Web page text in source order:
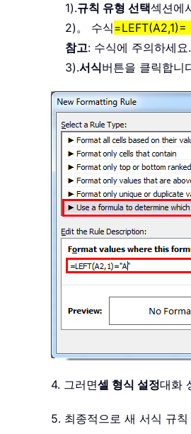
1).규칙 유형 선택섹션에
2)。 수식=LEFT(A2,1)=
참고: 수식에 주의하세
3).서식버튼을 클릭합니
4. 그러면셀 형식 설정대화
5. 최종적으로 새 서식 규